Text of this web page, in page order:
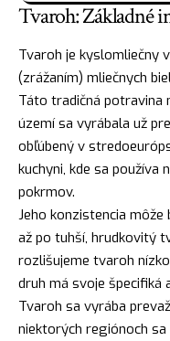
Tvaroh: Základné
Tvaroh je kyslomliečny
(zrážaním) mliečnych
Táto tradičná potravina
území sa vyrábala už
obľúbený v
kuchyni, kde sa používa
pokrmov.
Jeho konzistencia
až po tuhší, hrudkovitý
rozlišujeme tvaroh
druh má svoje špecifiká
Tvaroh sa vyrába
niektorých regiónoch